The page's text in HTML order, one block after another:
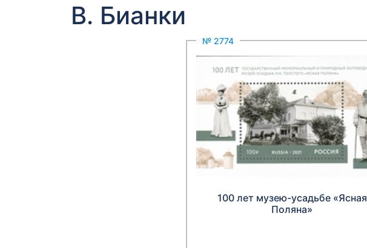
В. Бианки
№ 2774
100 лет музею-усадьбе «Ясная
Поляна»